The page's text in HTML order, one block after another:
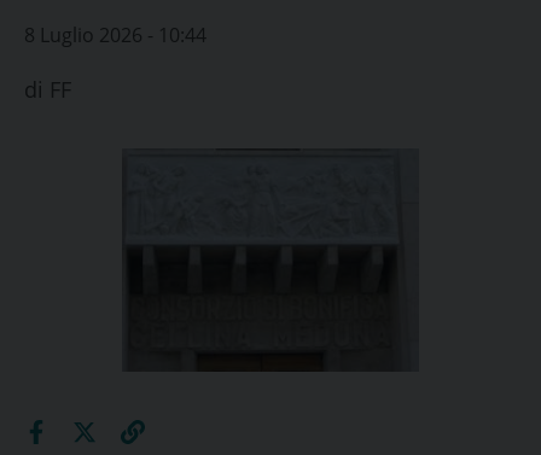
8 Luglio 2026 - 10:44
di FF